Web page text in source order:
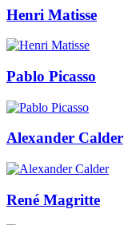
Henri Matisse
Pablo Picasso
Alexander Calder
René Magritte